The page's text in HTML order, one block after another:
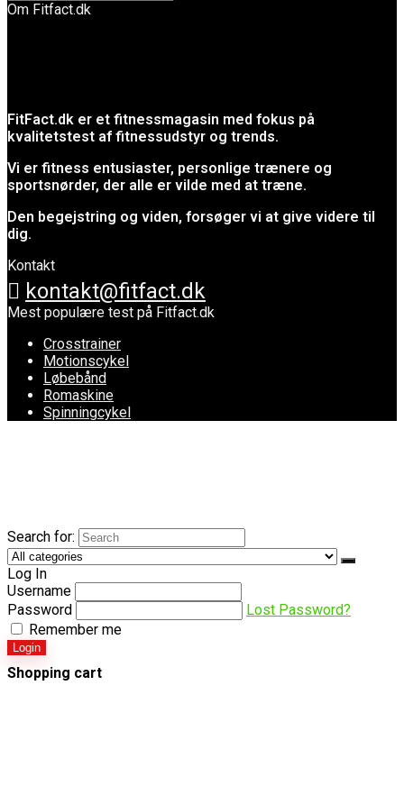
Om Fitfact.dk
FitFact.dk er et fitnessmagasin med fokus på
kvalitetstest af fitnessudstyr og trends.
Vi er fitness entusiaster, personlige trænere og
sportsnørder, der alle er vilde med at træne.
Den begejstring og viden, forsøger vi at give videre til
dig.
Kontakt
kontakt@fitfact.dk
Mest populære test på Fitfact.dk
Crosstrainer
Motionscykel
Løbebånd
Romaskine
Spinningcykel
Search for:
Log In
Username
Password
Lost Password?
Remember me
Login
Shopping cart